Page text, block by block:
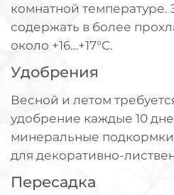
комнатной
содержать в более
около +16…+17°C.
Удобрения
Весной и летом
удобрение каждые 10
минеральные
для декоративно-
Пересадка